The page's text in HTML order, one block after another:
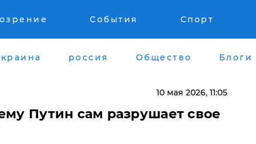
События Спорт
россия Общество Блоги
10 мая 2026, 11:05
Путин сам разрушает свое